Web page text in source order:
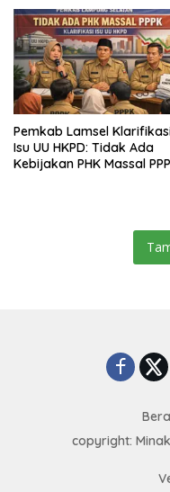
Pemkab Lamsel
Isu UU HKPD: Tidak Ada
Kebijakan PHK Massal
copyright: